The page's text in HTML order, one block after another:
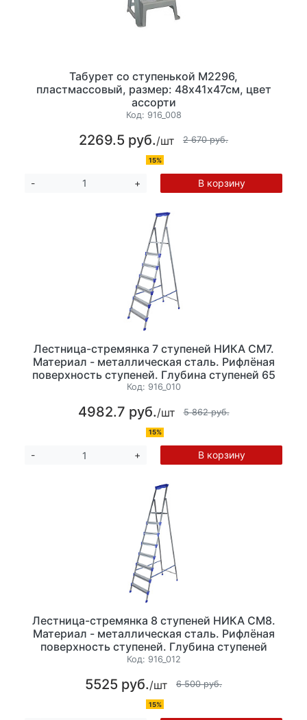
Табурет со ступенькой М2296,
пластмассовый, размер: 48х41х47см, цвет
ассорти
Код: 916_008
2269.5 руб./шт 2 670 руб.
15%
- + В корзину
Лестница-стремянка 7 ступеней НИКА СМ7.
Материал - металлическая сталь. Рифлёная
поверхность ступеней. Глубина ступеней 65
мм, высота 151 см. Максимальная нагрузка до
Код: 916_010
4982.7 руб./шт 5 862 руб.
15%
- + В корзину
Лестница-стремянка 8 ступеней НИКА СМ8.
Материал - металлическая сталь. Рифлёная
поверхность ступеней. Глубина ступеней
65мм, высота 172см. Максимальная нагрузка
Код: 916_012
5525 руб./шт 6 500 руб.
15%